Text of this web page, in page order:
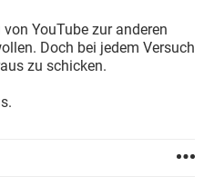
HARDWARE
TIKTOK
HARDWARE
YouTube zur anderen
Doch bei jedem Versuch
zu schicken.